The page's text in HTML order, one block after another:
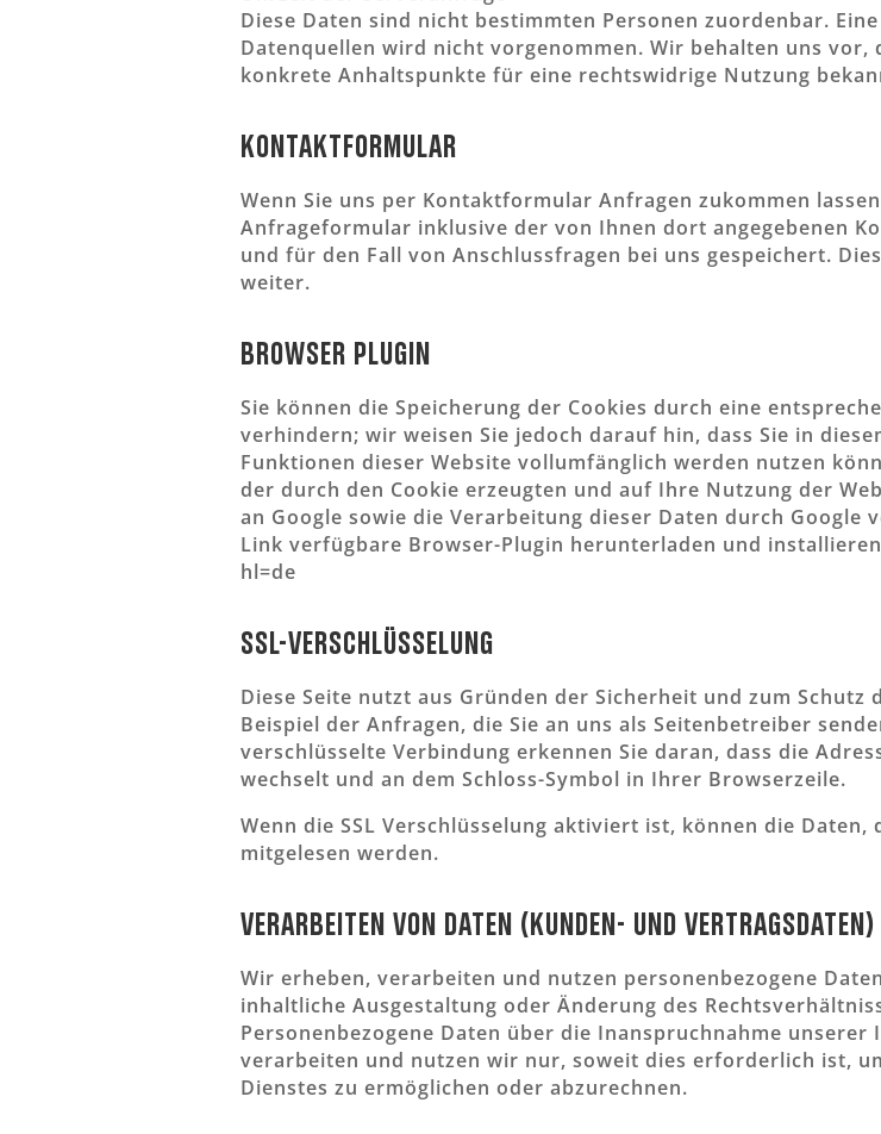
Diese Daten sind nicht bestimmten Personen zuordenbar.
Datenquellen wird nicht vorgenommen. Wir behalten uns
konkrete Anhaltspunkte für eine rechtswidrige Nutzung
Kontaktformular
Wenn Sie uns per Kontaktformular Anfragen zukommen
Anfrageformular inklusive der von Ihnen dort angegebenen
und für den Fall von Anschlussfragen bei uns gespeichert.
weiter.
Browser Plugin
Sie können die Speicherung der Cookies durch eine
verhindern; wir weisen Sie jedoch darauf hin, dass Sie in
Funktionen dieser Website vollumfänglich werden nutzen
der durch den Cookie erzeugten und auf Ihre Nutzung der
an Google sowie die Verarbeitung dieser Daten durch Google
Link verfügbare Browser-Plugin herunterladen und
hl=de
SSL-Verschlüsselung
Diese Seite nutzt aus Gründen der Sicherheit und zum
Beispiel der Anfragen, die Sie an uns als Seitenbetreiber
verschlüsselte Verbindung erkennen Sie daran, dass die
wechselt und an dem Schloss-Symbol in Ihrer Browserzeile.
Wenn die SSL Verschlüsselung aktiviert ist, können die
mitgelesen werden.
Verarbeiten von Daten (Kunden- und Vertragsdaten)
Wir erheben, verarbeiten und nutzen personenbezogene
inhaltliche Ausgestaltung oder Änderung des
Personenbezogene Daten über die Inanspruchnahme
verarbeiten und nutzen wir nur, soweit dies erforderlich ist,
Dienstes zu ermöglichen oder abzurechnen.